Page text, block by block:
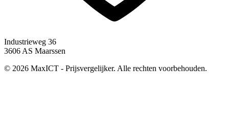
Industrieweg 36
3606 AS Maarssen
© 2026 MaxICT - Prijsvergelijker. Alle rechten voorbehouden.